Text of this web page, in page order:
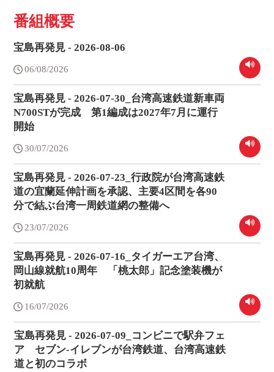
番組概要
宝島再発見 - 2026-08-06
06/08/2026
宝島再発見 - 2026-07-30_台湾高速鉄道新車両
N700STが完成 第1編成は2027年7月に運行
開始
30/07/2026
宝島再発見 - 2026-07-23_行政院が台湾高速鉄
道の宜蘭延伸計画を承認、主要4区間を各90
分で結ぶ台湾一周鉄道網の整備へ
23/07/2026
宝島再発見 - 2026-07-16_タイガーエア台湾、
岡山線就航10周年 「桃太郎」記念塗装機が
初就航
16/07/2026
宝島再発見 - 2026-07-09_コンビニで駅弁フェ
ア セブン‐イレブンが台湾鉄道、台湾高速鉄
道と初のコラボ